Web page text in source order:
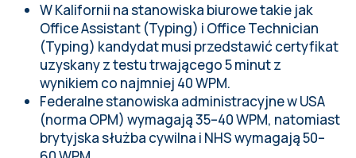
W Kalifornii na stanowiska biurowe takie jak
Office Assistant (Typing) i Office Technician
(Typing) kandydat musi przedstawić certyfikat
uzyskany z testu trwającego 5 minut z
wynikiem co najmniej 40 WPM.
Federalne stanowiska administracyjne w USA
(norma OPM) wymagają 35–40 WPM, natomiast
brytyjska służba cywilna i NHS wymagają 50–